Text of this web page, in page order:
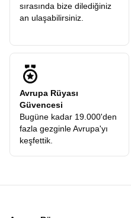
sırasında bize dilediğiniz
an ulaşabilirsiniz.
Avrupa Rüyası
Güvencesi
Bugüne kadar 19.000'den
fazla gezginle Avrupa'yı
keşfettik.